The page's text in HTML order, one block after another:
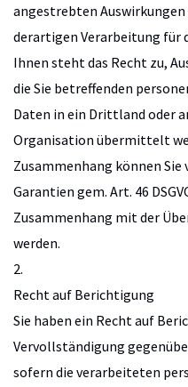
angestrebten
derartigen Verarbeitung für
Ihnen steht das Recht zu,
die Sie betreffenden
Daten in ein Drittland oder
Organisation übermittelt
Zusammenhang können
Garantien gem. Art. 46
Zusammenhang mit der
werden.
2.
Recht auf Berichtigung
Sie haben ein Recht auf
Vervollständigung
sofern die verarbeiteten